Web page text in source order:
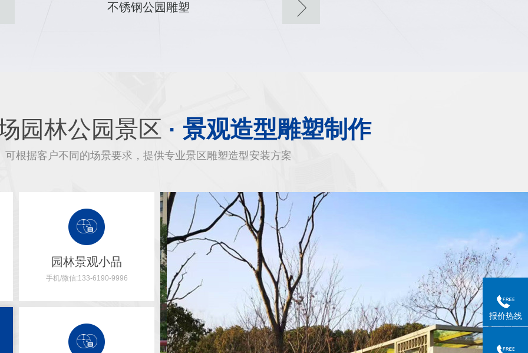
不锈钢大型广场雕塑
园林公园景区 · 景观造型雕塑制作
可根据客户不同的场景要求，提供专业景区雕塑造型安装方案
园林景观小品
手机/微信:133-6190-9996
报价热线